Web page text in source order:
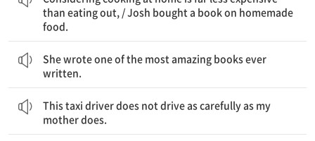
than eating out, / Josh bought a book on homemade
food.
She wrote one of the most amazing books ever
written.
This taxi driver does not drive as carefully as my
mother does.